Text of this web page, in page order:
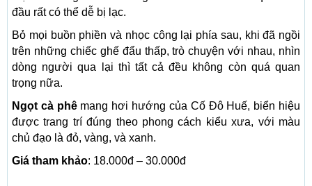
đầu rất có thể dễ bị lạc.
Bỏ mọi buồn phiền và nhọc công lại phía sau, khi đã ngồi
trên những chiếc ghế đẩu thấp, trò chuyện với nhau, nhìn
dòng người qua lại thì tất cả đều không còn quá quan
trọng nữa.
Ngọt cà phêmang hơi hướng của Cố Đô Huế, biển hiệu
được trang trí đúng theo phong cách kiểu xưa, với màu
chủ đạo là đỏ, vàng, và xanh.
Giá tham khảo: 18.000đ – 30.000đ